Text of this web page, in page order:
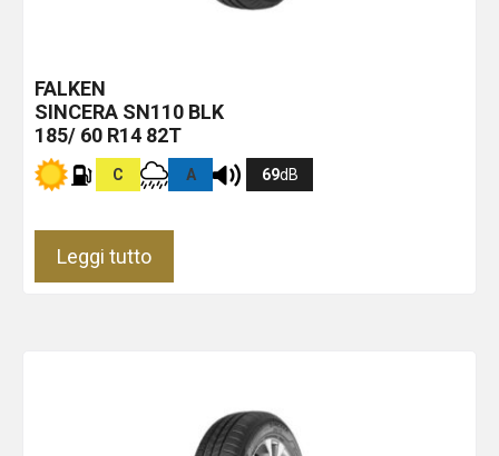
FALKEN
SINCERA SN110 BLK
185/ 60 R14 82T
C A 69dB
Leggi tutto